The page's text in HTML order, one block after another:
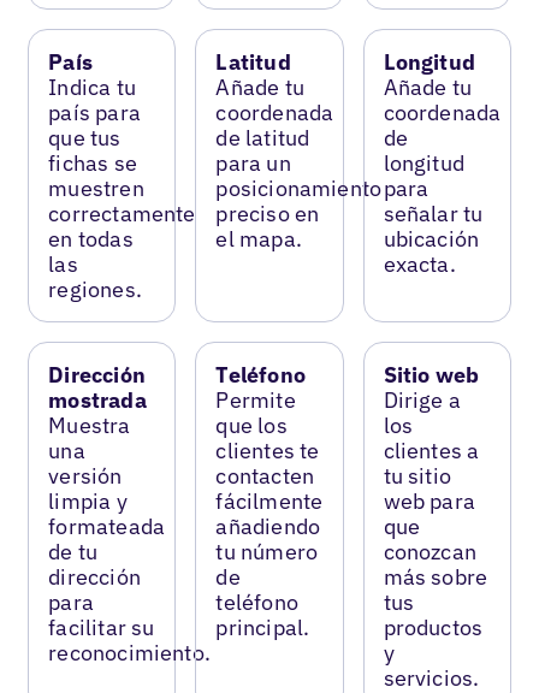
País
Indica tu
país para
que tus
fichas se
muestren
correctamente
en todas
las
regiones.
Latitud
Añade tu
coordenada
de latitud
para un
posicionamiento
preciso en
el mapa.
Longitud
Añade tu
coordenada
de
longitud
para
señalar tu
ubicación
exacta.
Dirección
mostrada
Muestra
una
versión
limpia y
formateada
de tu
dirección
para
facilitar su
reconocimiento.
Teléfono
Permite
que los
clientes te
contacten
fácilmente
añadiendo
tu número
de
teléfono
principal.
Sitio web
Dirige a
los
clientes a
tu sitio
web para
que
conozcan
más sobre
tus
productos
y
servicios.